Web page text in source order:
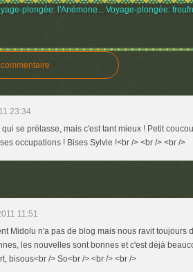
plongée: l'Anémone... Voyage-plongée:
23:34
se prélasse, mais c'est tant mieux ! Petit
occupations ! Bises Sylvie !<br /> <br /> <br />
11:51
Midolu n'a pas de blog mais nous ravit toujours
les nouvelles sont bonnes et c'est déjà
bisous<br /> So<br /> <br /> <br />